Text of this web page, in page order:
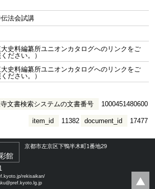
法会試講
大史料編纂所ユニオンカタログへのリンクをご
ださい。）
大史料編纂所ユニオンカタログへのリンクをご
ださい。）
文書検索システムの文書番号 1000451480600
document_id 17477
item_id 11382
館
京都市左京区下鴨半木町1番地29
rekisaikan/